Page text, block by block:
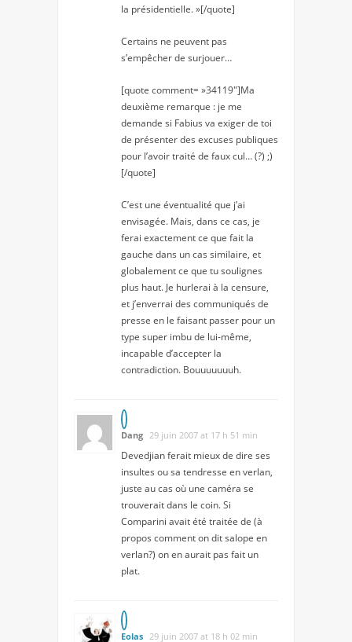
la présidentielle. »[/quote]
Certains ne peuvent pas
s’empêcher de surjouer…
[quote comment= »34119″]Ma
deuxième remarque : je me
demande si Fabius va exiger de toi
de présenter des excuses publiques
pour l’avoir traité de faux cul… (?) ;)
[/quote]
C’est une éventualité que j’ai
envisagée. Mais, dans ce cas, je
ferai exactement ce que fait la
gauche dans un cas similaire, et
globalement ce que tu soulignes
plus haut. Je hurlerai à la censure,
et j’enverrai des communiqués de
presse en le faisant passer pour un
type super imbu de lui-même,
incapable d’accepter la
contradiction. Bouuuuuuuh.
Dang 29 juin 2007 at 17 h 51 min
Devedjian ferait mieux de dire ses
insultes ou sa tendresse en verlan,
juste au cas où une caméra se
trouverait dans le coin. Si
Comparini avait été traitée de (à
propos comment on dit salope en
verlan?) on en aurait pas fait un
plat.
Eolas 29 juin 2007 at 18 h 02 min